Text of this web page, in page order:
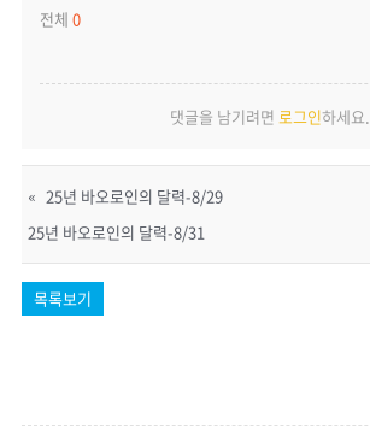
전체 0
댓글을 남기려면 로그인하세요.
« 25년 바오로인의 달력-8/29
25년 바오로인의 달력-8/31
목록보기